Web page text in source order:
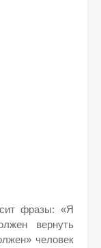
фразы: «Я
вернуть
человек